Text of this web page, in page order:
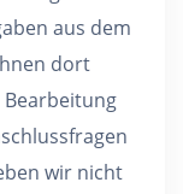
aus dem
dort
Bearbeitung
wir nicht